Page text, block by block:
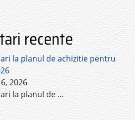
recente
la planul de achizitie pentru
2026
la planul de ...